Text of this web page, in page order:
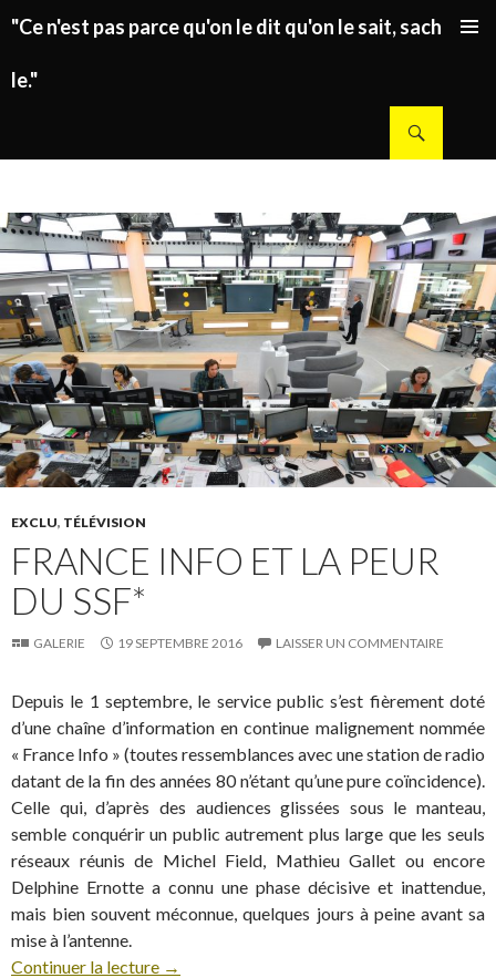
"Ce n'est pas parce qu'on le dit qu'on le sait, sachez
le."
EXCLU, TÉLÉVISION
FRANCE INFO ET LA PEUR
DU SSF*
GALERIE 19 SEPTEMBRE 2016 LAISSER UN COMMENTAIRE
Depuis le 1 septembre, le service public s’est fièrement doté
d’une chaîne d’information en continue malignement nommée
« France Info » (toutes ressemblances avec une station de radio
datant de la fin des années 80 n’étant qu’une pure coïncidence).
Celle qui, d’après des audiences glissées sous le manteau,
semble conquérir un public autrement plus large que les seuls
réseaux réunis de Michel Field, Mathieu Gallet ou encore
Delphine Ernotte a connu une phase décisive et inattendue,
mais bien souvent méconnue, quelques jours à peine avant sa
mise à l’antenne.
Continuer la lecture →